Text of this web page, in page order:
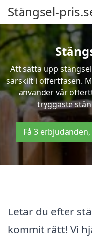
Stängsel-
Att sätta upp
särskilt i offertfasen.
använder vår
tryggaste
Få 3
Letar du efter
kommit rätt! Vi